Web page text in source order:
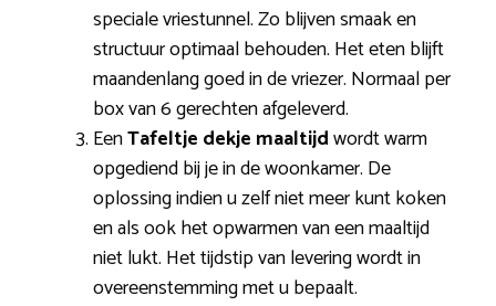
speciale vriestunnel. Zo blijven smaak en
structuur optimaal behouden. Het eten blijft
maandenlang goed in de vriezer. Normaal per
box van 6 gerechten afgeleverd.
EenTafeltje dekje maaltijdwordt warm
opgediend bij je in de woonkamer. De
oplossing indien u zelf niet meer kunt koken
en als ook het opwarmen van een maaltijd
niet lukt. Het tijdstip van levering wordt in
overeenstemming met u bepaalt.